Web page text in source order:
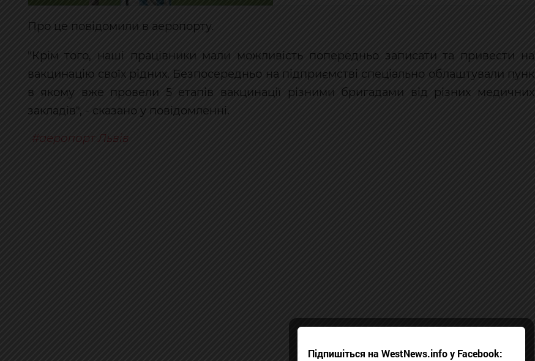
Про це повідомили в аеропорту.
"Крім того, наші працівники мали можливість попередньо записати та привести на
вакцинацію своїх рідних. Безпосередньо на підприємстві спеціально облаштували пунк
в якому вже провели 5 етапів вакцинації різними бригадами від різних медичних
закладів", - сказано у повідомленні.
аеропорт Львів
Підпишіться на WestNews.info у Facebook: